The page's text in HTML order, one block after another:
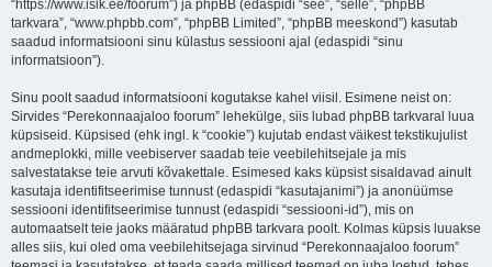
“https://www.isik.ee/foorum”) ja phpBB (edaspidi “see”, “selle”, “phpBB
tarkvara”, “www.phpbb.com”, “phpBB Limited”, “phpBB meeskond”) kasutab
saadud informatsiooni sinu külastus sessiooni ajal (edaspidi “sinu
informatsioon”).
Sinu poolt saadud informatsiooni kogutakse kahel viisil. Esimene neist on:
Sirvides “Perekonnaajaloo foorum” lehekülge, siis lubad phpBB tarkvaral luua
küpsiseid. Küpsised (ehk ingl. k “cookie”) kujutab endast väikest tekstikujulist
andmeplokki, mille veebiserver saadab teie veebilehitsejale ja mis
salvestatakse teie arvuti kõvakettale. Esimesed kaks küpsist sisaldavad ainult
kasutaja identifitseerimise tunnust (edaspidi “kasutajanimi”) ja anonüümse
sessiooni identifitseerimise tunnust (edaspidi “sessiooni-id”), mis on
automaatselt teie jaoks määratud phpBB tarkvara poolt. Kolmas küpsis luuakse
alles siis, kui oled oma veebilehitsejaga sirvinud “Perekonnaajaloo foorum”